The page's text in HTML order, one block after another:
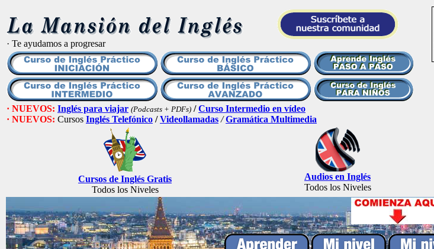
· Te ayudamos a progresar
· NUEVOS: Inglés para viajar (Podcasts + PDFs) / Curso Intermedio en vídeo
· NUEVOS: Cursos Inglés Telefónico / Videollamadas /Gramática Multimedia
Cursos de Inglés Gratis
Todos los Niveles
Audios en Inglés
Todos los Niveles